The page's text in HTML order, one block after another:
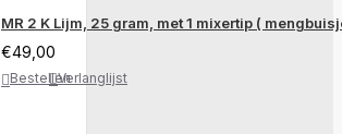
MR 2 K Lijm, 25 gram, met 1 mixertip (
€49,00
BestellenVerlanglijst